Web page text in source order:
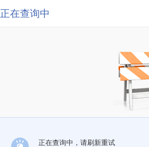
正在查询中
正在查询中，请刷新重试